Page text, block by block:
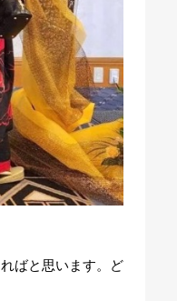
ばと思います。ど